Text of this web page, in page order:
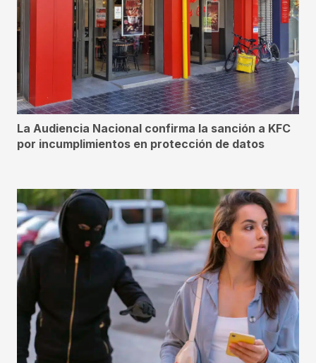
La Audiencia Nacional confirma la sanción a KFC
por incumplimientos en protección de datos